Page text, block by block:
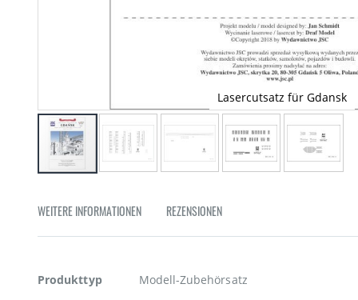
Lasercutsatz für Gdansk
der
springen
WEITERE INFORMATIONEN REZENSIONEN
Weitere
Produkttyp Modell-Zubehörsatz